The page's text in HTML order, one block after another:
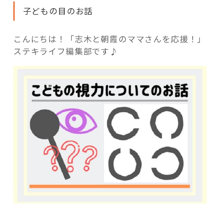
これからの暮らし 住み替え相談
記事検索
子どもの目のお話
こんにちは！「志木と朝霞のママさんを応援！」
ステキライフ編集部です♪